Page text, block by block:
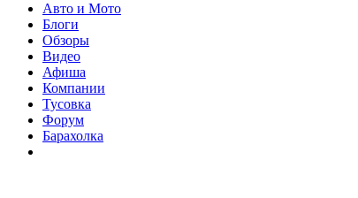
Авто и Мото
Блоги
Обзоры
Видео
Афиша
Компании
Тусовка
Форум
Барахолка